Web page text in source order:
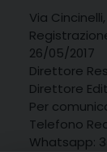
Via
26/05/2017
Direttore
Direttore
Per
Telefono
Whatsapp: